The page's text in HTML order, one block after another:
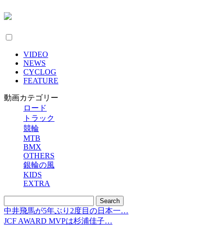
VIDEO
NEWS
CYCLOG
FEATURE
動画カテゴリー
ロード
トラック
競輪
MTB
BMX
OTHERS
銀輪の風
KIDS
EXTRA
中井飛馬が5年ぶり2度目の日本一…
JCF AWARD MVPは杉浦佳子…